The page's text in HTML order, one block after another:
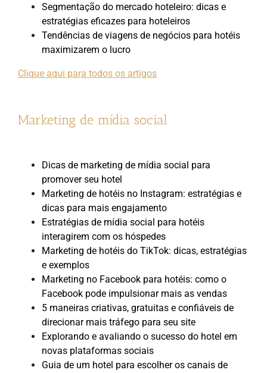
Segmentação do mercado hoteleiro: dicas e
estratégias eficazes para hoteleiros
Tendências de viagens de negócios para hotéis
maximizarem o lucro
Clique aqui para todos os artigos
Marketing de mídia social
Dicas de marketing de mídia social para
promover seu hotel
Marketing de hotéis no Instagram: estratégias e
dicas para mais engajamento
Estratégias de mídia social para hotéis
interagirem com os hóspedes
Marketing de hotéis do TikTok: dicas, estratégias
e exemplos
Marketing no Facebook para hotéis: como o
Facebook pode impulsionar mais as vendas
5 maneiras criativas, gratuitas e confiáveis de
direcionar mais tráfego para seu site
Explorando e avaliando o sucesso do hotel em
novas plataformas sociais
Guia de um hotel para escolher os canais de